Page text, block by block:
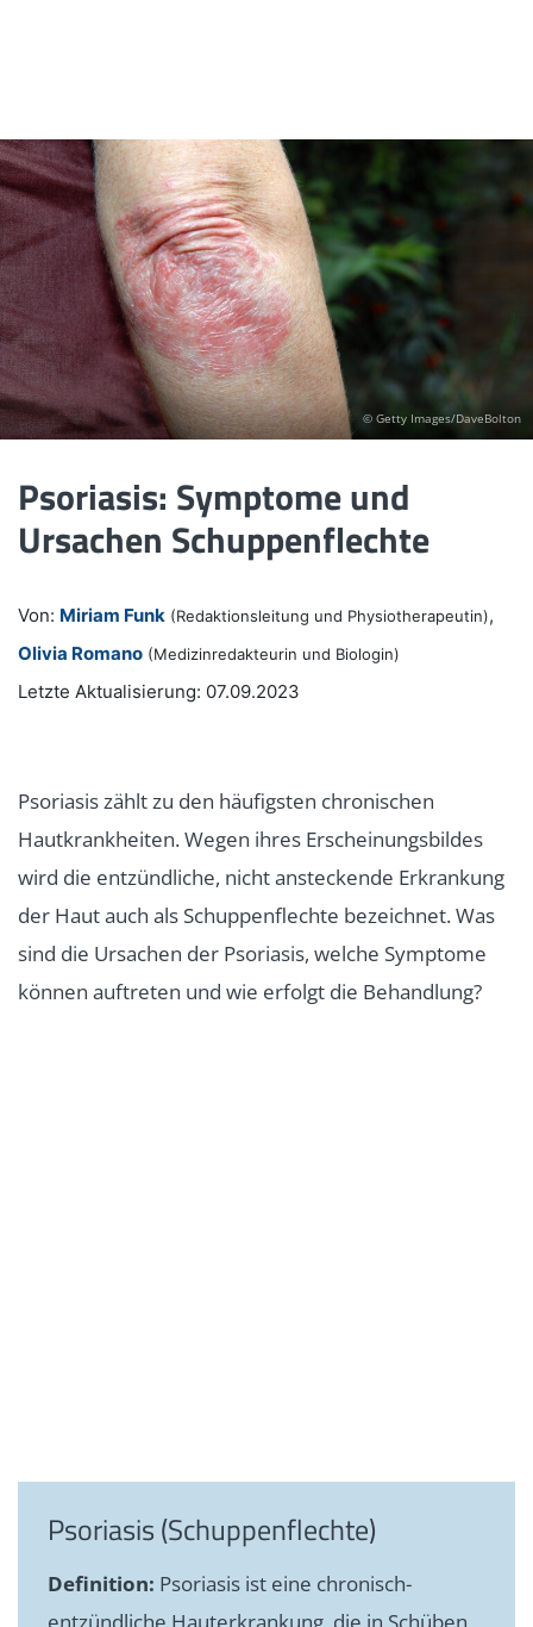
© Getty Images/DaveBolton
Psoriasis: Symptome und
Ursachen Schuppenflechte
Von: Miriam Funk (Redaktionsleitung und Physiotherapeutin),
Olivia Romano (Medizinredakteurin und Biologin)
Letzte Aktualisierung: 07.09.2023
Psoriasis zählt zu den häufigsten chronischen
Hautkrankheiten. Wegen ihres Erscheinungsbildes
wird die entzündliche, nicht ansteckende Erkrankung
der Haut auch als Schuppenflechte bezeichnet. Was
sind die Ursachen der Psoriasis, welche Symptome
können auftreten und wie erfolgt die Behandlung?
Psoriasis (Schuppenflechte)
Definition: Psoriasis ist eine chronisch-